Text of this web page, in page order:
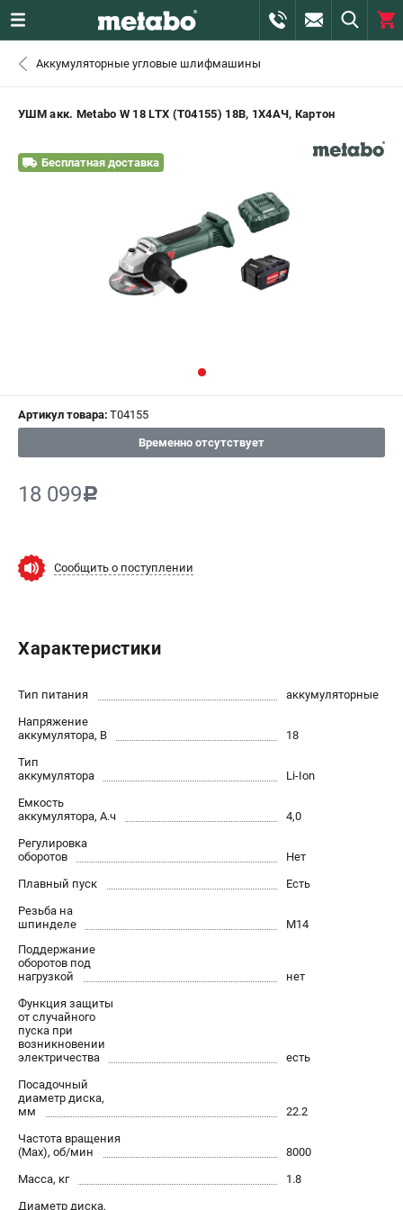
СЕРВИС
)
ЗАКАЗАТЬ ЗАПЧАСТЬ
+7 (911) 360-06-14 | +7 (8112) 59-10-67
+7 (812) 407-39-48 - ЗАКАЗ ИЗДЕЛИЙ
САНКТ-ПЕТЕРБУРГ
0 ₽
Сервисный центр
ИНФОРМАЦИЯ
Юридическим лицам
Контакты
Правила обмена и возврата
О компании
Политика обработки персональных данных
Новости
Как нас найти
Пользовательское соглашение
Угловые шлифмашины (УШМ)
Перфораторы
Дрели
Лобзики
Пылесосы
АККУМУЛЯТОРНЫЙ ИНСТРУМЕНТ
Аккумуляторные угловые шлифмашины
УШМ акк. Metabo W 18 LTX (T04155) 18В, 1X4АЧ, Картон
Бесплатная доставка
Артикул товара: T04155
Временно отсутствует
18 099c
Сообщить о поступлении
Характеристики
Тип питания
аккумуляторные
Напряжение
аккумулятора, В
18
Тип
аккумулятора
Li-Ion
Емкость
аккумулятора, А.ч
4,0
Регулировка
оборотов
Нет
Плавный пуск
Есть
Резьба на
шпинделе
М14
Поддержание
оборотов под
нагрузкой
нет
Функция защиты
от случайного
пуска при
возникновении
электричества
есть
Посадочный
диаметр диска,
мм
22.2
Частота вращения
(Max), об/мин
8000
Масса, кг
1.8
Диаметр диска,